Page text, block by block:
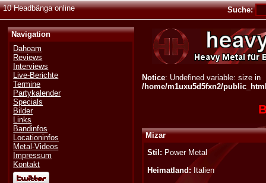
10 Headbänga online Suche:
Navigation
Dahoam
Reviews
Interviews
Live-Berichte
Termine
Partykalender
Specials
Bilder
Links
Bandinfos
Locationinfos
Metal-Videos
Impressum
Kontakt
Notice: Undefined variable: size in
/home/m1uxu5d5fxn2/
Mizar
Stil: Power Metal
Heimatland: Italien